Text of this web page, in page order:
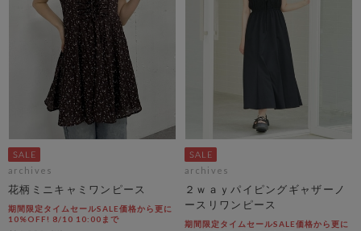
archives
花柄ミニキャミワンピース
期間限定タイムセールSALE価格から更に
10%OFF! 8/10 10:00まで
archives
２ｗａｙパイピングギャザーノ
ースリワンピース
期間限定タイムセールSALE価格から更に